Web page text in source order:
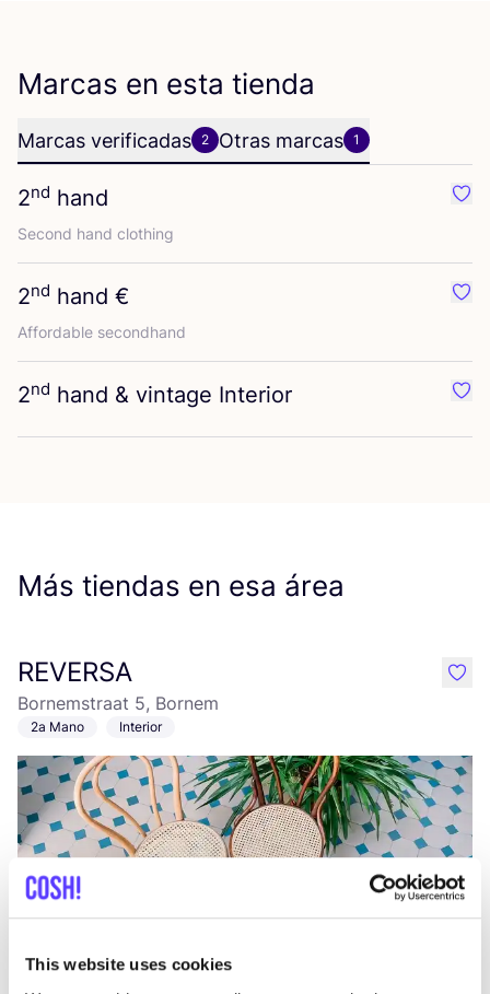
This website uses cookies
Marcas en esta tienda
Marcas verificadas 2 Otras marcas 1
2nd hand
Second hand clothing
2nd hand €
Affor­da­ble secondhand
2nd hand & vintage Interior
Más tiendas en esa área
REVERSA
Bornemstraat 5, Bornem
2a Mano Interior
Añade a la ruta Visita sitio web
like